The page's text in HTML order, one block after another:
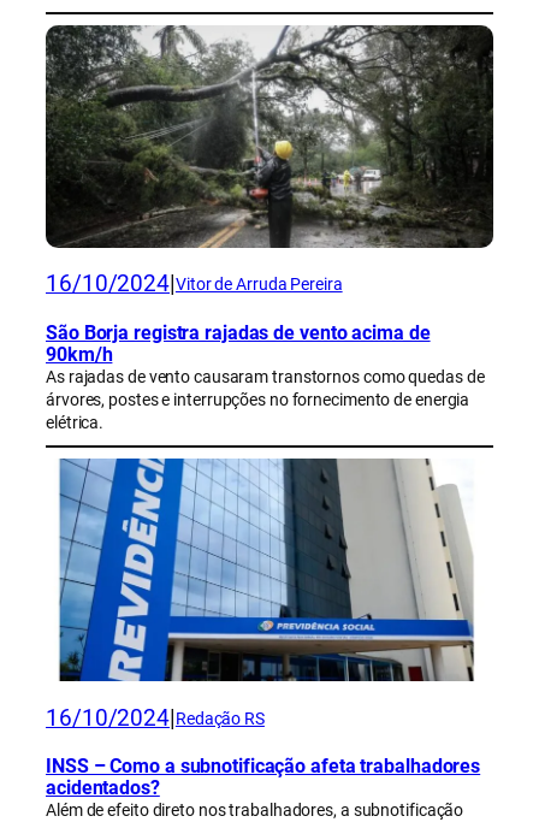
16/10/2024 Vitor de Arruda Pereira
São Borja registra rajadas de vento acima de
90km/h
As rajadas de vento causaram transtornos como quedas de
árvores, postes e interrupções no fornecimento de energia
elétrica.
16/10/2024 Redação RS
INSS – Como a subnotificação afeta trabalhadores
acidentados?
Além de efeito direto nos trabalhadores, a subnotificação